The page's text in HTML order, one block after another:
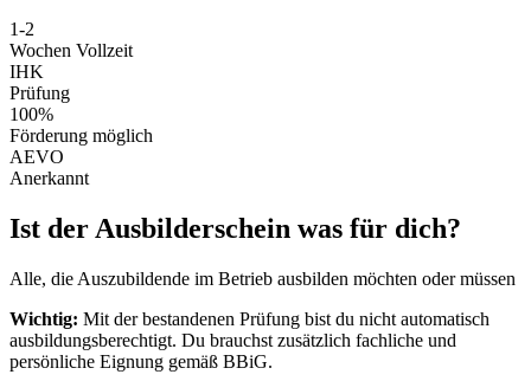
1-2
Wochen Vollzeit
IHK
Prüfung
100%
Förderung möglich
AEVO
Anerkannt
Ist der Ausbilderschein was für dich?
Alle, die Auszubildende im Betrieb ausbilden möchten oder müssen
Wichtig: Mit der bestandenen Prüfung bist du nicht automatisch
ausbildungsberechtigt. Du brauchst zusätzlich fachliche und
persönliche Eignung gemäß BBiG.